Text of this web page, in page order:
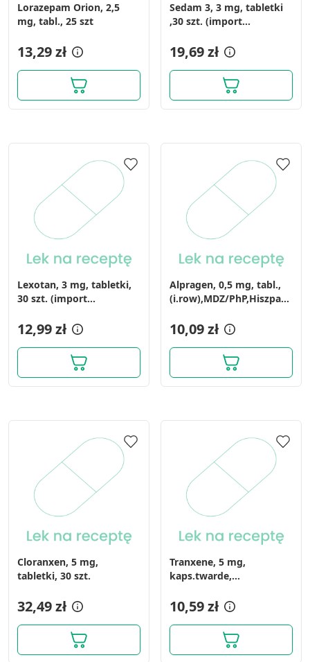
Lorazepam Orion, 2,5
mg, tabl., 25 szt
13,29 zł
Sedam 3, 3 mg, tabletki
,30 szt. (import
19,69 zł
Lexotan, 3 mg, tabletki,
30 szt. (import
12,99 zł
Alpragen, 0,5 mg, tabl.,
(i.row),MDZ/PhP,Hiszpania,
10,09 zł
Cloranxen, 5 mg,
tabletki, 30 szt.
32,49 zł
Tranxene, 5 mg,
kaps.twarde,
szt
10,59 zł